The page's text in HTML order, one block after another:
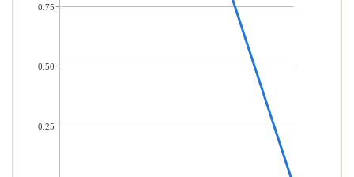
0.75
0.50
0.25